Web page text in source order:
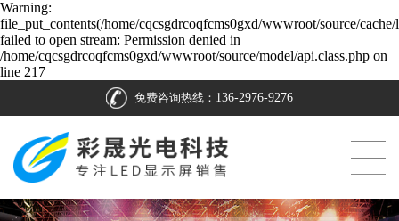
Warning:
file_put_contents(/home/cqcsgdrcoqfcms0gxd/wwwroot/source/cache/
failed to open stream: Permission denied in
/home/cqcsgdrcoqfcms0gxd/wwwroot/source/model/api.class.php on
line 217
免费咨询热线： 136-2976-9276